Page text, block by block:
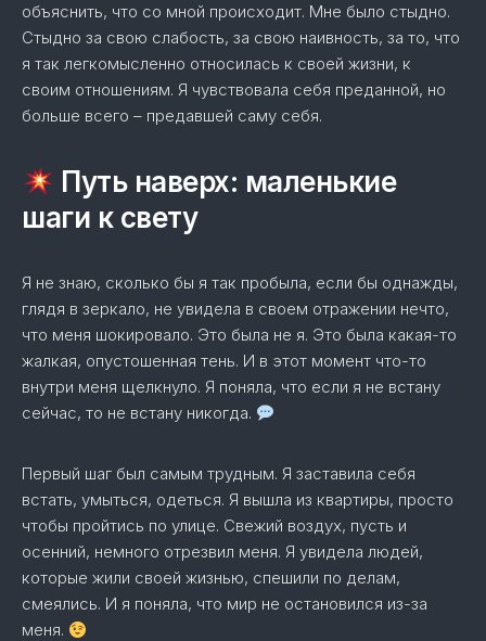
объяснить, что со мной происходит. Мне было стыдно.
Стыдно за свою слабость, за свою наивность, за то, что
я так легкомысленно относилась к своей жизни, к
своим отношениям. Я чувствовала себя преданной, но
больше всего – предавшей саму себя.
Путь наверх: маленькие
шаги к свету
Я не знаю, сколько бы я так пробыла, если бы однажды,
глядя в зеркало, не увидела в своем отражении нечто,
что меня шокировало. Это была не я. Это была какая-то
жалкая, опустошенная тень. И в этот момент что-то
внутри меня щелкнуло. Я поняла, что если я не встану
сейчас, то не встану никогда.
Первый шаг был самым трудным. Я заставила себя
встать, умыться, одеться. Я вышла из квартиры, просто
чтобы пройтись по улице. Свежий воздух, пусть и
осенний, немного отрезвил меня. Я увидела людей,
которые жили своей жизнью, спешили по делам,
смеялись. И я поняла, что мир не остановился из-за
меня.